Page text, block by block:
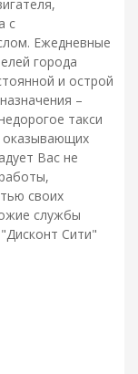
с
Ежедневные
города
и острой
–
такси
оказывающих
Вас не
своих
службы
Сити"